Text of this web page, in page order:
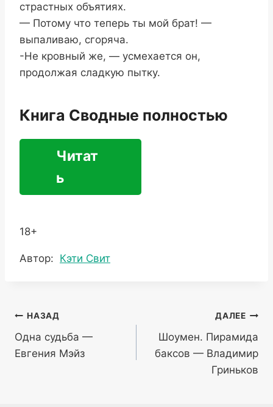
страстных объятиях.
— Потому что теперь ты мой брат! —
выпаливаю, сгоряча.
-Не кровный же, — усмехается он,
продолжая сладкую пытку.
Книга Сводные полностью
Читат
ь
18+
Метки
Автор: Кэти Свит
Навигация
по
записям
НАЗАД
Одна судьба —
Евгения Мэйз
ДАЛЕЕ
Шоумен. Пирамида
баксов — Владимир
Гриньков